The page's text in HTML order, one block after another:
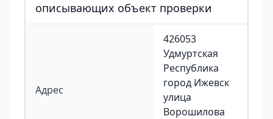
описывающих объект проверки
Адрес
426053
Удмуртская
Республика
город Ижевск
улица
Ворошилова